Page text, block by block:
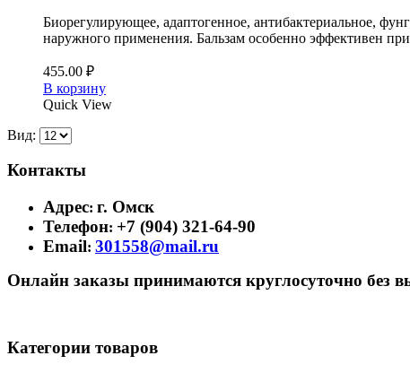
Биорегулирующее, адаптогенное, антибактериальное,
наружного применения. Бальзам особенно эффективен
455.00 ₽
В корзину
Quick View
Вид:
Контакты
Адрес: г. Омск
Телефон: +7 (904) 321-64-90
Email: 301558@mail.ru
Онлайн заказы принимаются круглосуточно без
Категории товаров